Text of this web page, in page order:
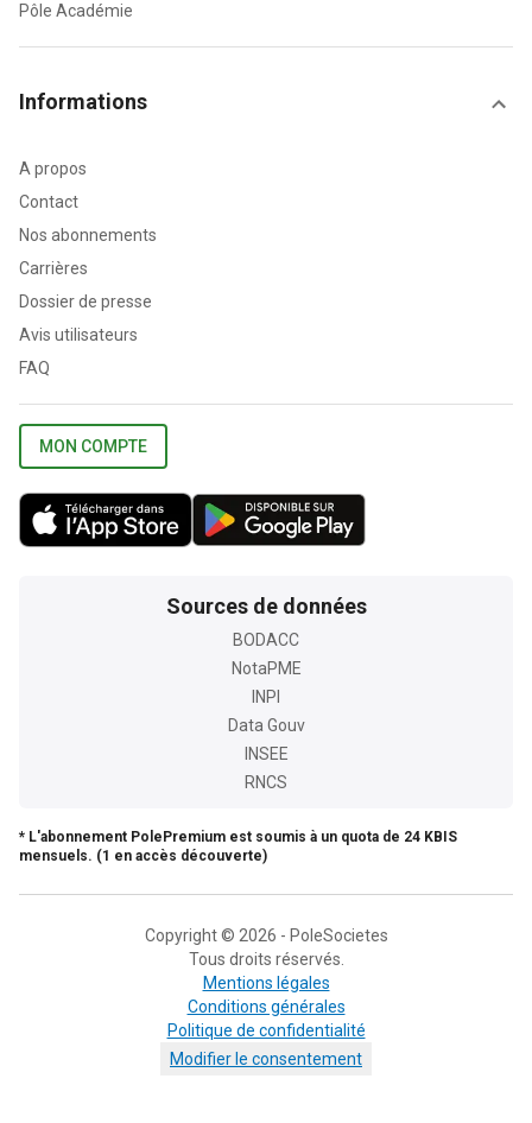
Pôle Académie
Informations
A propos
Contact
Nos abonnements
Carrières
Dossier de presse
Avis utilisateurs
FAQ
MON COMPTE
Sources de données
BODACC
NotaPME
INPI
Data Gouv
INSEE
RNCS
* L'abonnement PolePremium est soumis à un quota de 24 KBIS
mensuels. (1 en accès découverte)
Copyright © 2026 - PoleSocietes
Tous droits réservés.
Mentions légales
Conditions générales
Politique de confidentialité
Modifier le consentement